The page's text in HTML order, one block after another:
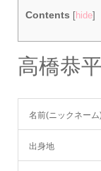
Contents hide]
高橋恭
名前(ニックネーム
出身地